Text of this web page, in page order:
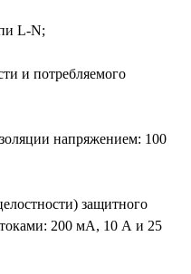
L-N;
и потребляемого
напряжением: 100
защитного
200 мА, 10 А и 25